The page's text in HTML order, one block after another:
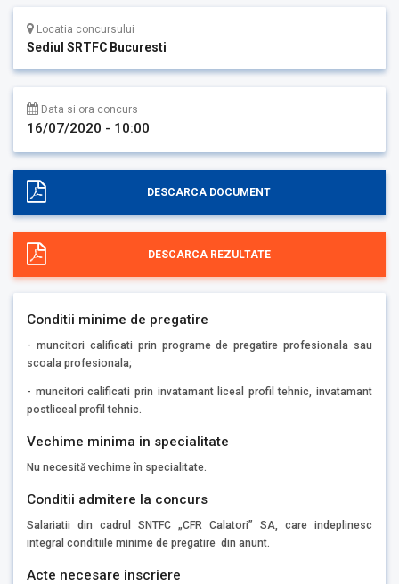
Locatia concursului
Sediul SRTFC Bucuresti
Data si ora concurs
16/07/2020 - 10:00
DESCARCA DOCUMENT
DESCARCA REZULTATE
Conditii minime de pregatire
- muncitori calificati prin programe de pregatire profesionala sau
scoala profesionala;
- muncitori calificati prin invatamant liceal profil tehnic, invatamant
postliceal profil tehnic.
Vechime minima in specialitate
Nu necesită vechime în specialitate.
Conditii admitere la concurs
Salariatii din cadrul SNTFC „CFR Calatori” SA, care indeplinesc
integral conditiile minime de pregatire din anunt.
Acte necesare inscriere